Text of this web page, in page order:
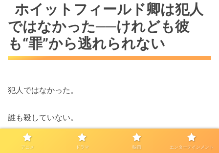
ホイットフィールド卿は犯人
ではなかった──けれども彼
も“罪”から逃れられない
犯人ではなかった。
誰も殺していない。
だが、それでも視聴者の胸には、 「この男も裁かれるべき
アニメ ドラマ 映画 エンターテインメント